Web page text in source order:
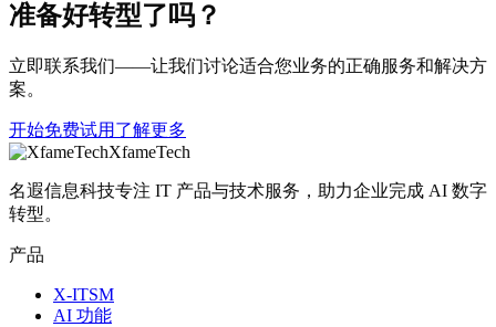
准备好转型了吗？
立即联系我们——让我们讨论适合您业务的正确服务和解决方
案。
开始免费试用 了解更多
XfameTech
名遐信息科技专注 IT 产品与技术服务，助力企业完成 AI 数字
转型。
产品
X-ITSM
AI 功能